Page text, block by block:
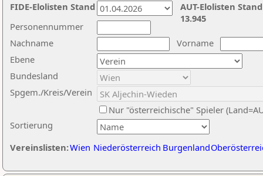
Nachname
Vorname
Ebene
Sortierung
Personennummer
Bundesland
Spgem./Kreis/Verein
Nur "österreichische" Spieler
Vereinslisten:Wien Niederösterreich Burgenland
AUT-Elolisten
13.945
FIDE-Elolisten Stand